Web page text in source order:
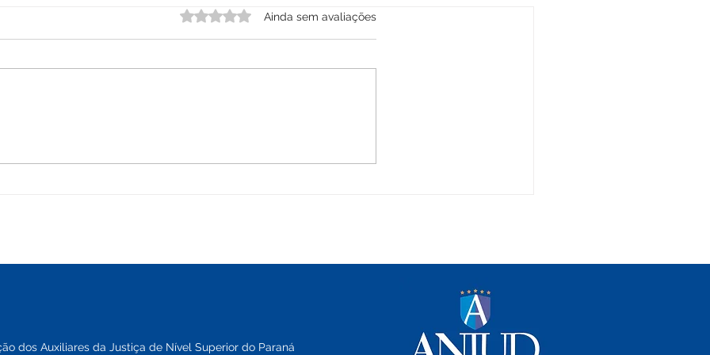
Avaliado com 0 de 5 estrelas.
Ainda sem avaliações
dos Auxiliares da Justiça de Nível Superior do Paraná